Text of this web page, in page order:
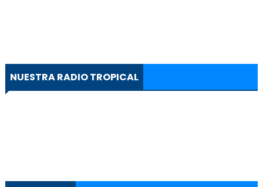
NUESTRA RADIO TROPICAL